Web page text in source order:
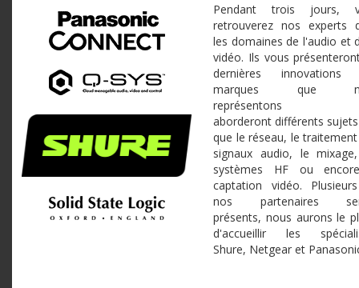
Pendant trois jours,
retrouverez nos experts
les domaines de l'audio et
vidéo. Ils vous
dernières innovations
marques que
représentons
aborderont différents
que le réseau, le
signaux audio, le
systèmes HF ou
captation vidéo.
nos partenaires
présents, nous aurons le
d'accueillir les
Shure, Netgear et